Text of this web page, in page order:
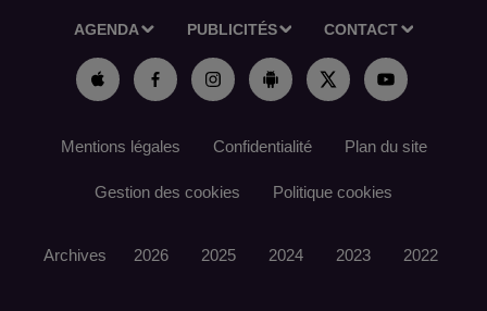
AGENDA PUBLICITÉS CONTACT
Mentions légales Confidentialité Plan du site
Gestion des cookies Politique cookies
Archives 2026 2025 2024 2023 2022